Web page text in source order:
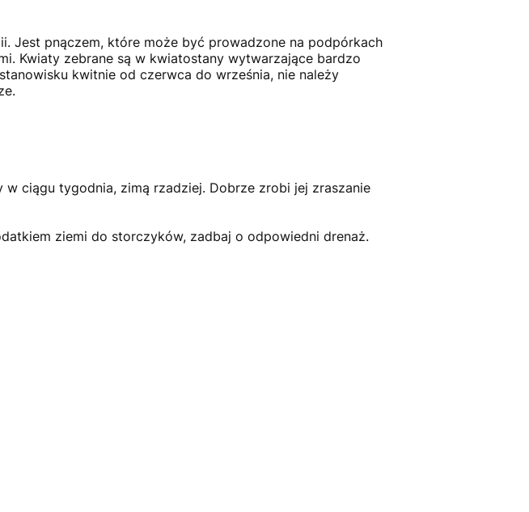
Jest pnączem, które może być prowadzone na podpórkach
Kwiaty zebrane są w kwiatostany wytwarzające bardzo
kwitnie od czerwca do września, nie należy
ciągu tygodnia, zimą rzadziej. Dobrze zrobi jej zraszanie
ziemi do storczyków, zadbaj o odpowiedni drenaż.